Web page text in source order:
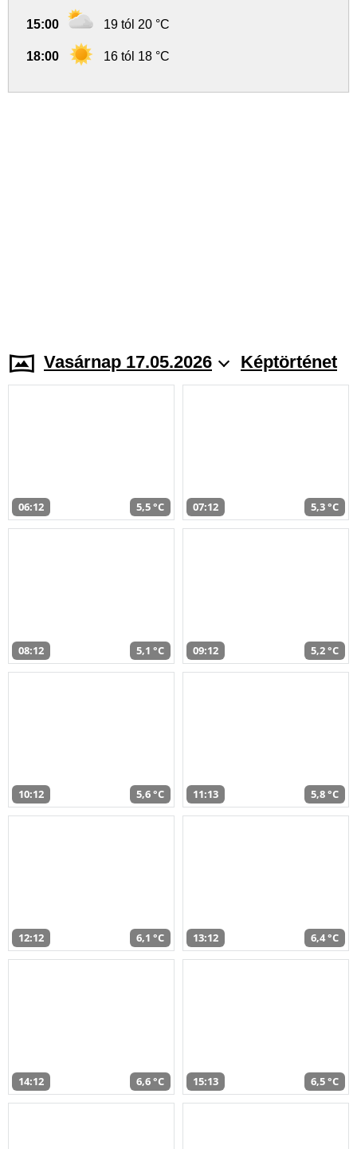
15:00 19 tól 20 °C
18:00 16 tól 18 °C
Vasárnap 17.05.2026 Képtörténet
06:12 5,5 °C 07:12 5,3 °C
08:12 5,1 °C 09:12 5,2 °C
10:12 5,6 °C 11:13 5,8 °C
12:12 6,1 °C 13:12 6,4 °C
14:12 6,6 °C 15:13 6,5 °C